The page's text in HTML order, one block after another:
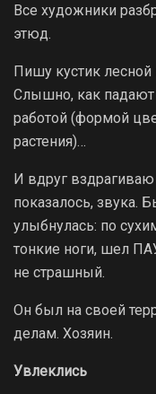
Все художники
этюд.
Пишу кустик лесной
Слышно, как падают
работой (формой
растения)…
И вдруг
показалось, звука.
улыбнулась: по
тонкие ноги, шел
не страшный.
Он был на своей
делам. Хозяин.
Увлеклись